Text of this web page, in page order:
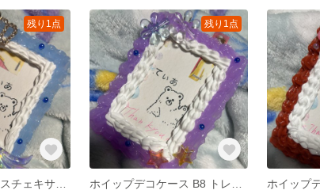
残り1点
ホイップデコケースチェキサイズ
残り1点